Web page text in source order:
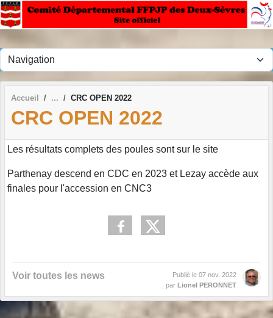
Accueil CRC OPEN 2022
CRC OPEN 2022
Les résultats complets des poules sont sur le site
Parthenay descend en CDC en 2023 et Lezay accède aux
finales pour l'accession en CNC3
Voir toutes les news Publié le 07 nov. 2022
par Lionel PERONNET
Panneau de gestion des cookies